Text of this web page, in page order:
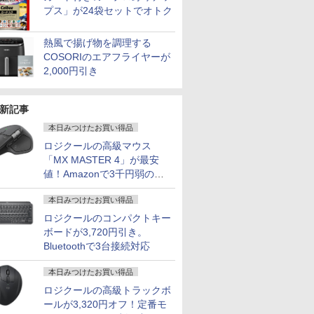
プス」が24袋セットでオトク
熱風で揚げ物を調理する
COSORIのエアフライヤーが
2,000円引き
記事
本日みつけたお買い得品
ロジクールの高級マウス
「MX MASTER 4」が最安
値！Amazonで3千円弱の割
引
本日みつけたお買い得品
ロジクールのコンパクトキー
ボードが3,720円引き。
Bluetoothで3台接続対応
本日みつけたお買い得品
ロジクールの高級トラックボ
ールが3,320円オフ！定番モ